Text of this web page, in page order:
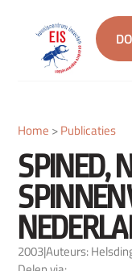
Home >Publicaties
SPINED,
2003|Auteurs: